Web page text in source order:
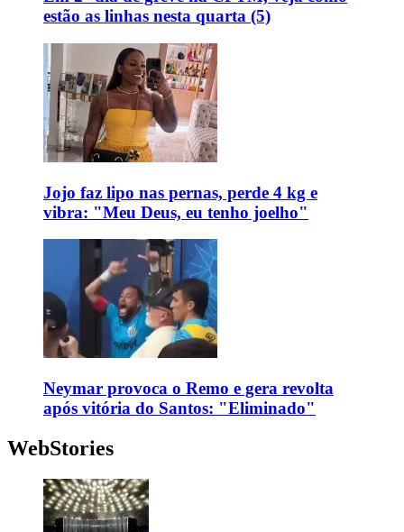
estão as linhas nesta quarta (5)
Jojo faz lipo nas pernas, perde 4 kg e
vibra: "Meu Deus, eu tenho joelho"
Neymar provoca o Remo e gera revolta
após vitória do Santos: "Eliminado"
WebStories